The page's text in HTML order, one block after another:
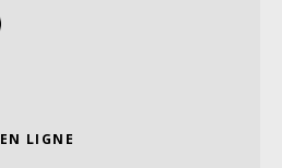
EN LIGNE